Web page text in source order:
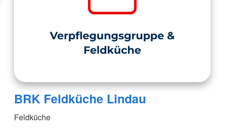
BRK Feldküche Lindau
Feldküche